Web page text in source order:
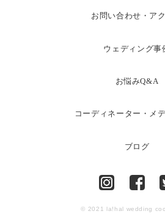
お問い合わせ・ア
ウェディング事
お悩みQ&A
コーディネーター・メ
ブログ
© 2021 la!hal wedding